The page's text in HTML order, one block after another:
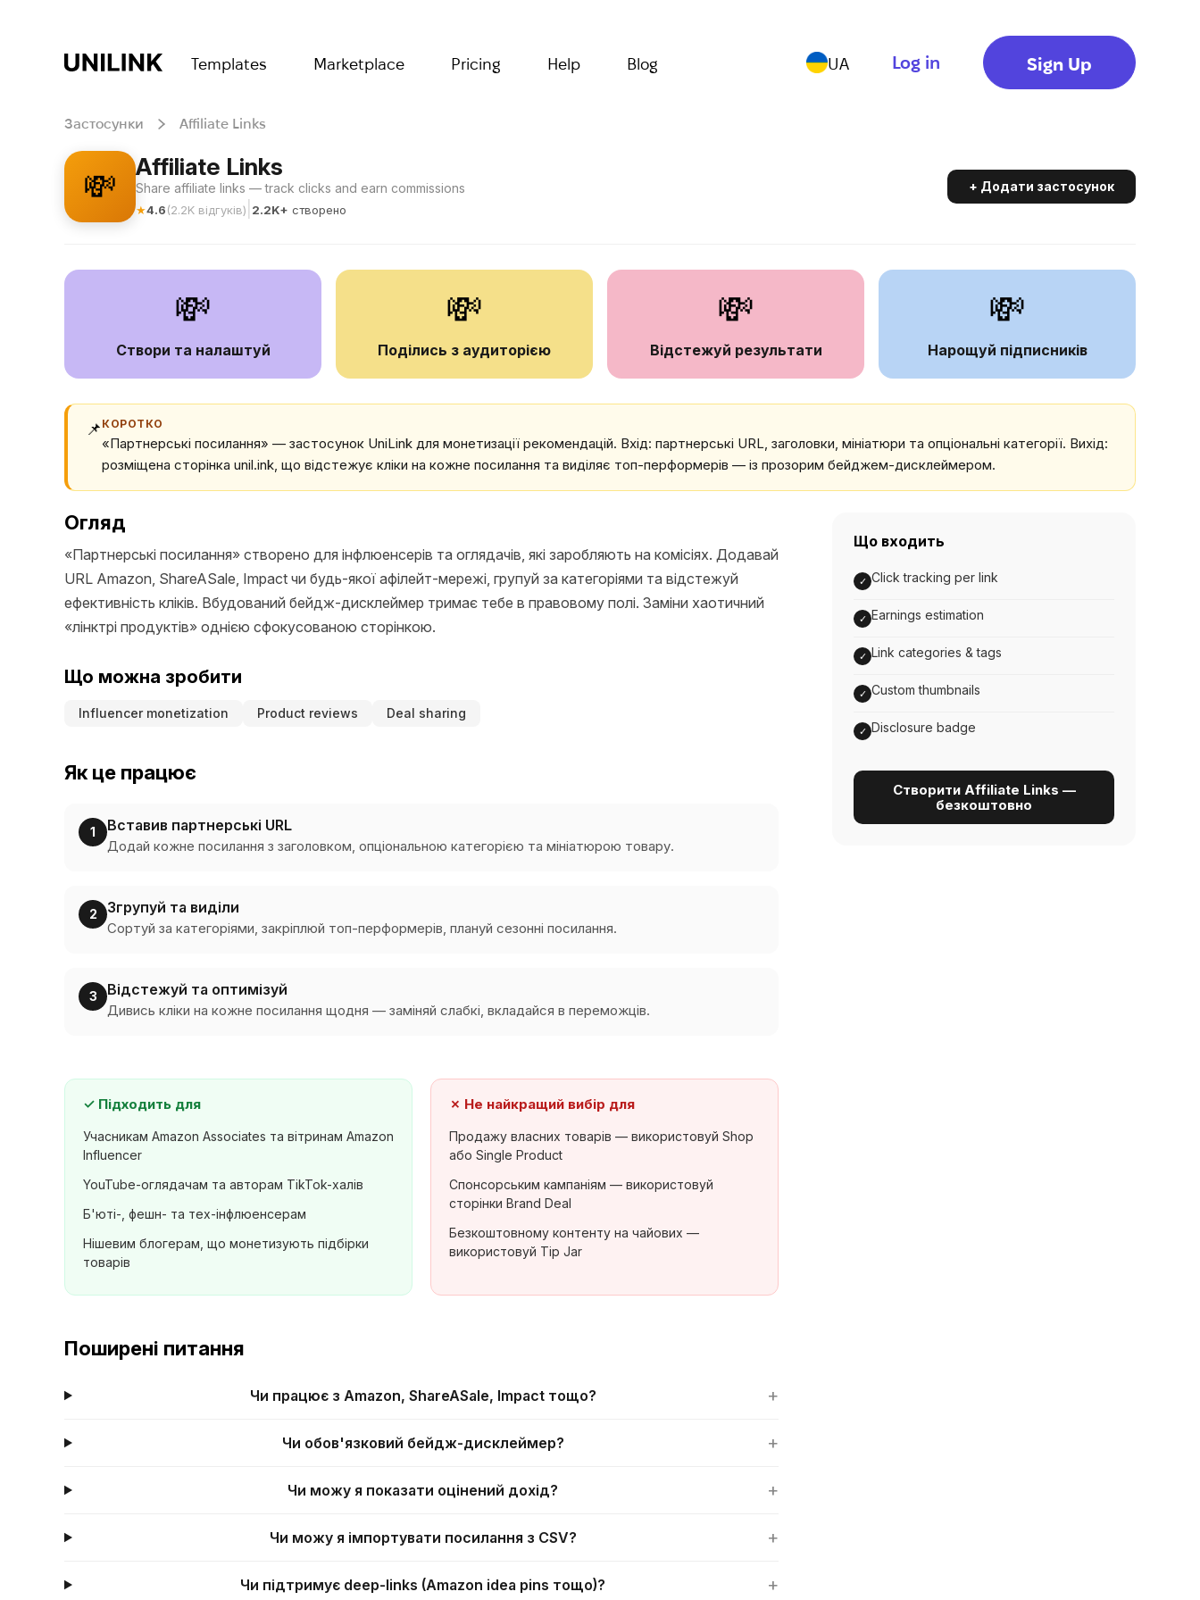
Templates Marketplace Pricing Help Blog UA Log in Sign Up
Застосунки Affiliate Links
💸 Affiliate Links
Share affiliate links — track clicks and earn commissions
★4.6(2.2K відгуків) 2.2K+ створено
+ Додати застосунок
💸
Створи та налаштуй
💸
Поділись з аудиторією
💸
Відстежуй результати
💸
Нарощуй підписників
📌 КОРОТКО
«Партнерські посилання» — застосунок UniLink для монетизації рекомендацій. Вхід: партнерські URL, заголовки, мініатюри та опціональні категорії. Вихід:
розміщена сторінка unil.ink, що відстежує кліки на кожне посилання та виділяє топ-перформерів — із прозорим бейджем-дисклеймером.
Огляд
«Партнерські посилання» створено для інфлюенсерів та оглядачів, які заробляють на комісіях. Додавай
URL Amazon, ShareASale, Impact чи будь-якої афілейт-мережі, групуй за категоріями та відстежуй
ефективність кліків. Вбудований бейдж-дисклеймер тримає тебе в правовому полі. Заміни хаотичний
«лінктрі продуктів» однією сфокусованою сторінкою.
Що можна зробити
Influencer monetization Product reviews Deal sharing
Як це працює
1 Вставив партнерські URL
Додай кожне посилання з заголовком, опціональною категорією та мініатюрою товару.
2 Згрупуй та виділи
Сортуй за категоріями, закріплюй топ-перформерів, плануй сезонні посилання.
3 Відстежуй та оптимізуй
Дивись кліки на кожне посилання щодня — заміняй слабкі, вкладайся в переможців.
✓ Підходить для
Учасникам Amazon Associates та вітринам Amazon
Influencer
YouTube-оглядачам та авторам TikTok-халів
Б'юті-, фешн- та тех-інфлюенсерам
Нішевим блогерам, що монетизують підбірки
товарів
✗ Не найкращий вибір для
Продажу власних товарів — використовуй Shop
або Single Product
Спонсорським кампаніям — використовуй
сторінки Brand Deal
Безкоштовному контенту на чайових —
використовуй Tip Jar
Поширені питання
Чи працює з Amazon, ShareASale, Impact тощо? +
Чи обов'язковий бейдж-дисклеймер? +
Чи можу я показати оцінений дохід? +
Чи можу я імпортувати посилання з CSV? +
Чи підтримує deep-links (Amazon idea pins тощо)? +
Що входить
✓ Click tracking per link
✓ Earnings estimation
✓ Link categories & tags
✓ Custom thumbnails
✓ Disclosure badge
Створити Affiliate Links —
безкоштовно